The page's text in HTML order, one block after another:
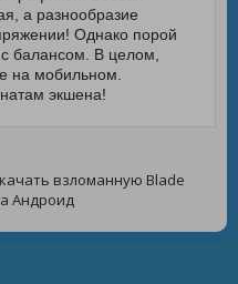
а разнообразие
Однако порой
балансом. В целом,
на мобильном.
экшена!
взломанную Blade
Андроид